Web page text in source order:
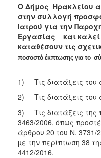
ΤΟΠΟΣ
ΠΟΛΙΤΙΣΜΟΣ
Ο Δήμος Ηρακλείου
στην συλλογή
Ιατρού για την
Εργασίας
και
καταθέσουν τις
ποσοστό έκπτωσης για το
1) Τις διατάξεις του
2) Τις διατάξεις του
3) Τις διατάξεις της
3463/2006, όπως
άρθρου 20 του Ν. 3731/
µε την περίπτωση 38
4412/2016.